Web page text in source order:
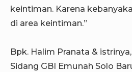
keintiman. Karena
di area keintiman.”
Bpk. Halim Pranata &
Sidang GBI Emunah Solo